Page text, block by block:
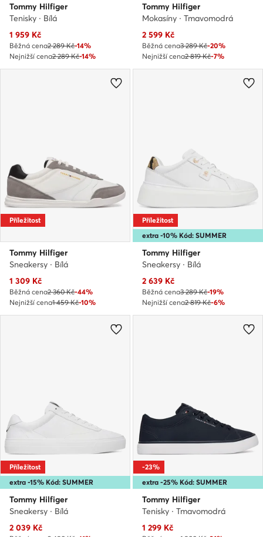
Tommy Hilfiger
Tenisky · Bílá
Aktuální cena
1 959 Kč
Běžná cena2 289 Kč-14%
Nejnižší cena2 289 Kč-14%
Tommy Hilfiger
Mokasíny · Tmavomodrá
Aktuální cena
2 599 Kč
Běžná cena3 289 Kč-20%
Nejnižší cena2 819 Kč-7%
Příležitost
Tommy Hilfiger
Sneakersy · Bílá
Aktuální cena
1 309 Kč
Běžná cena2 360 Kč-44%
Nejnižší cena1 459 Kč-10%
extra -10% Kód: SUMMER
Příležitost
Tommy Hilfiger
Sneakersy · Bílá
Aktuální cena
2 639 Kč
Běžná cena3 289 Kč-19%
Nejnižší cena2 819 Kč-6%
extra -15% Kód: SUMMER
Příležitost
Tommy Hilfiger
Sneakersy · Bílá
Aktuální cena
2 039 Kč
extra -25% Kód: SUMMER
-23%
Tommy Hilfiger
Tenisky · Tmavomodrá
Aktuální cena
1 299 Kč